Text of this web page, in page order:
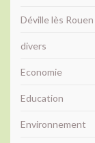
Déville lès Rouen
divers
Economie
Education
Environnement